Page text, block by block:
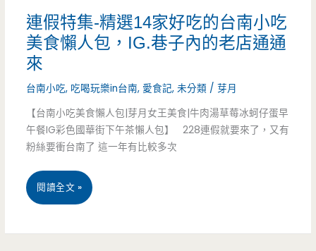
還
有
隱
藏
版
餐
美
食-
有
食
候。
紅
豆-
打
連假特集-精選14家好吃的台南小吃
美食懶人包，IG.巷子內的老店通通
來
台南小吃, 吃喝玩樂in台南, 愛食記,未分類 /芽月
【台南小吃美食懶人包|芽月女王美食|牛肉湯草莓冰蚵仔蛋早
午餐IG彩色國華街下午茶懶人包】 228連假就要來了，又有
粉絲要衝台南了 這一年有比較多次
連
閱讀全文 »